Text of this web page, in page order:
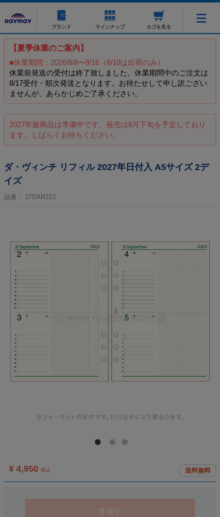
ブランド ラインナップ カゴを見る
【夏季休業のご案内】
■休業期間：2026/8/8〜8/16（8/10は出荷のみ）
休業前発送の受付は終了致しました。休業期間中のご注文は
8/17受付・順次発送となります。お待たせして申し訳ござい
ませんが、あらかじめご了承ください。
2027年版商品は準備中です。発売は8月下旬を予定しており
ます。しばらくお待ちください。
ダ・ヴィンチ リフィル 2027年日付入 A5サイズ 2デ
イズ
品番： 27DAR213
¥ 4,950 税込 送料無料
準備中